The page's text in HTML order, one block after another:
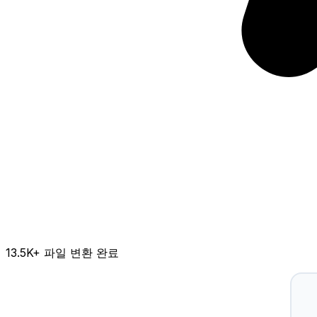
13.5K+ 파일 변환 완료